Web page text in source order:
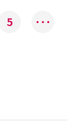
5
･･･